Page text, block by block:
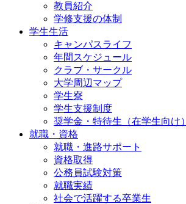
教員紹介
学修支援の体制
学生生活
キャンパスライフ
年間スケジュール
クラブ・サークル
大学周辺マップ
学生寮
学生支援制度
奨学金・特待生（在学生向け）
就職・資格
就職・進路サポート
資格取得
公務員試験対策
就職実績
社会で活躍する卒業生